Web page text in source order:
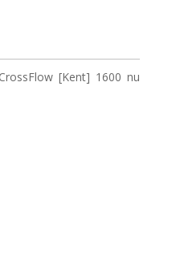
[Kent] 1600 nu